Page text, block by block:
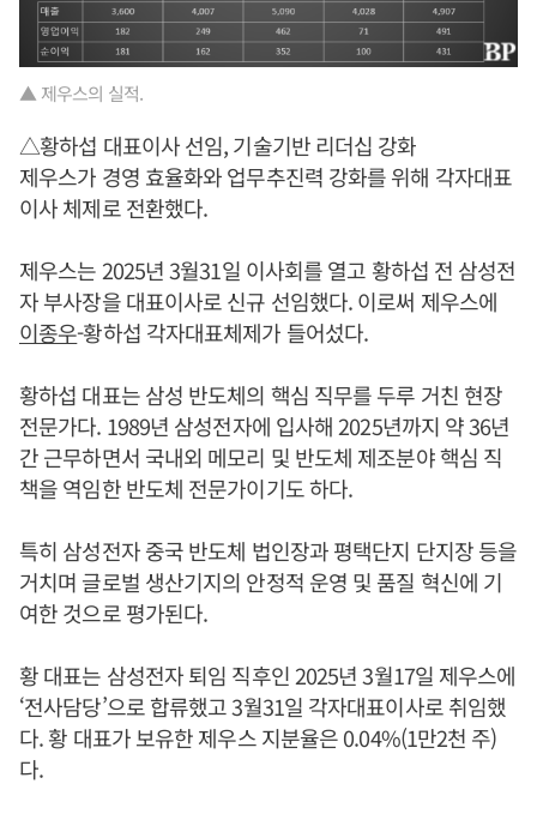
▲ 제우스의 실적.
△황하섭 대표이사 선임, 기술기반 리더십 강화
제우스가 경영 효율화와 업무추진력 강화를 위해 각자대표
이사 체제로 전환했다.
제우스는 2025년 3월31일 이사회를 열고 황하섭 전 삼성전
자 부사장을 대표이사로 신규 선임했다. 이로써 제우스에
이종우-황하섭 각자대표체제가 들어섰다.
황하섭 대표는 삼성 반도체의 핵심 직무를 두루 거친 현장
전문가다. 1989년 삼성전자에 입사해 2025년까지 약 36년
간 근무하면서 국내외 메모리 및 반도체 제조분야 핵심 직
책을 역임한 반도체 전문가이기도 하다.
특히 삼성전자 중국 반도체 법인장과 평택단지 단지장 등을
거치며 글로벌 생산기지의 안정적 운영 및 품질 혁신에 기
여한 것으로 평가된다.
황 대표는 삼성전자 퇴임 직후인 2025년 3월17일 제우스에
‘전사담당’으로 합류했고 3월31일 각자대표이사로 취임했
다. 황 대표가 보유한 제우스 지분율은 0.04%(1만2천 주)
다.